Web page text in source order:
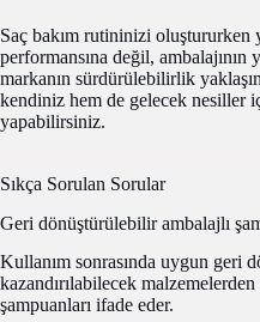
Saç bakım rutininizi oluştururken
performansına değil, ambalajının
markanın sürdürülebilirlik
kendiniz hem de gelecek nesiller
yapabilirsiniz.
Sıkça Sorulan Sorular
Geri dönüştürülebilir ambalajlı
Kullanım sonrasında uygun geri
kazandırılabilecek
şampuanları ifade eder.